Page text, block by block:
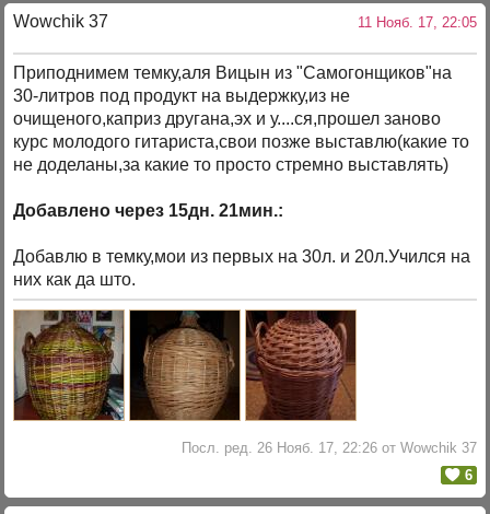
Wowchik 37 11 Нояб. 17, 22:05
Приподнимем темку,аля Вицын из "Самогонщиков"на
30-литров под продукт на выдержку,из не
очищеного,каприз другана,эх и у....ся,прошел заново
курс молодого гитариста,свои позже выставлю(какие то
не доделаны,за какие то просто стремно выставлять)
Добавлено через 15дн. 21мин.:
Добавлю в темку,мои из первых на 30л. и 20л.Учился на
них как да што.
Посл. ред. 26 Нояб. 17, 22:26 от Wowchik 37
6